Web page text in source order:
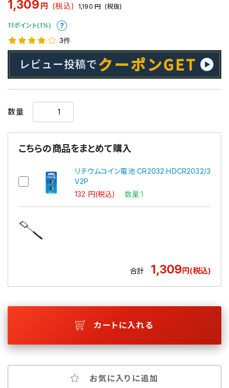
1,309 円 (税込) 1,190 円 (税抜)
11ポイント(1%)
3件
数量
こちらの商品をまとめて購入
リチウムコイン電池 CR2032 HDCR2032/3
V2P
132 円(税込) 数量:1
合計 1,309円(税込)
カートに入れる
お気に入りに追加